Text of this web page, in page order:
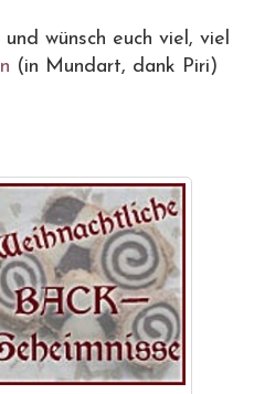
wünsch euch viel, viel
(in Mundart, dank Piri)